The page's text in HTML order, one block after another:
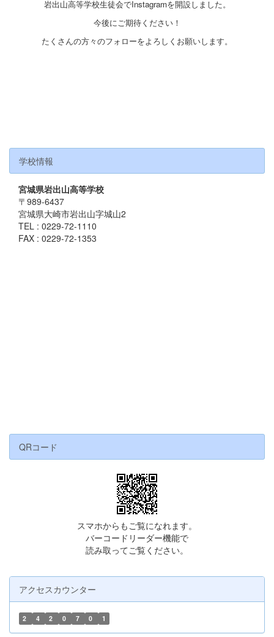
岩出山高等学校生徒会でInstagramを開設しました。
今後にご期待ください！
たくさんの方々のフォローをよろしくお願いします。
学校情報
宮城県岩出山高等学校
〒989-6437
宮城県大崎市岩出山字城山2
TEL : 0229-72-1110
FAX : 0229-72-1353
QRコード
スマホからもご覧になれます。
バーコードリーダー機能で
読み取ってご覧ください。
アクセスカウンター
2 4 2 0 7 0 1